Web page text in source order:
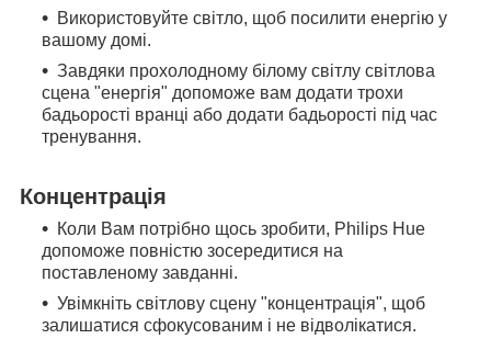
Використовуйте світло, щоб посилити енергію у
вашому домі.
Завдяки прохолодному білому світлу світлова
сцена "енергія" допоможе вам додати трохи
бадьорості вранці або додати бадьорості під час
тренування.
Концентрація
Коли Вам потрібно щось зробити, Philips Hue
допоможе повністю зосередитися на
поставленому завданні.
Увімкніть світлову сцену "концентрація", щоб
залишатися сфокусованим і не відволікатися.